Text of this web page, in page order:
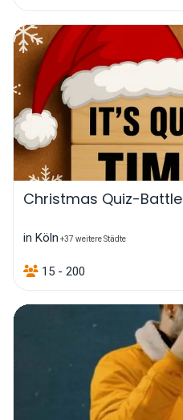
Christmas Quiz-Battle
in Köln +37 weitere Städte
15 - 200